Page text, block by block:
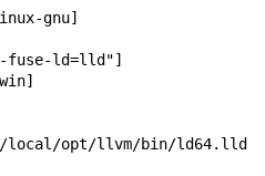
gnu]
fuse-ld=lld"]
local/opt/llvm/bin/ld64.lld"